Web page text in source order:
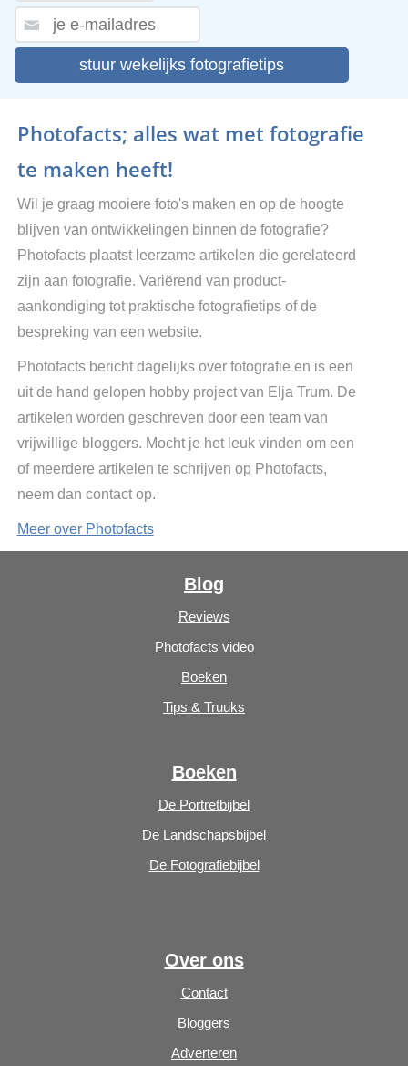
stuur wekelijks fotografietips
Photofacts; alles wat met fotografie
te maken heeft!
Wil je graag mooiere foto's maken en op de hoogte
blijven van ontwikkelingen binnen de fotografie?
Photofacts plaatst leerzame artikelen die gerelateerd
zijn aan fotografie. Variërend van product-
aankondiging tot praktische fotografietips of de
bespreking van een website.
Photofacts bericht dagelijks over fotografie en is een
uit de hand gelopen hobby project van Elja Trum. De
artikelen worden geschreven door een team van
vrijwillige bloggers. Mocht je het leuk vinden om een
of meerdere artikelen te schrijven op Photofacts,
neem dan contact op.
Meer over Photofacts
Blog
Reviews
Photofacts video
Boeken
Tips & Truuks
Boeken
De Portretbijbel
De Landschapsbijbel
De Fotografiebijbel
Over ons
Contact
Bloggers
Adverteren